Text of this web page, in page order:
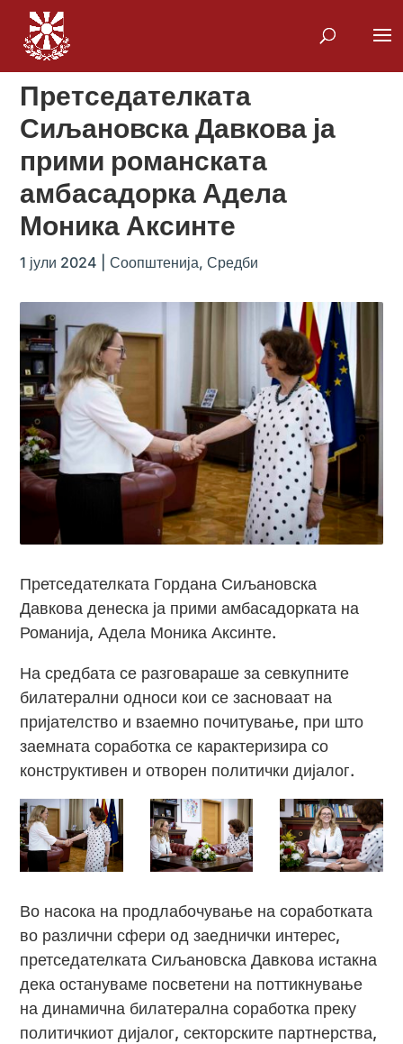
Претседателката
Сиљановска Давкова ја
прими романската
амбасадорка Адела
Моника Аксинте
1 јули 2024 |Соопштенија,Средби
Претседателката Гордана Сиљановска
Давкова денеска ја прими амбасадорката на
Романија, Адела Моника Аксинте.
На средбата се разговараше за севкупните
билатерални односи кои се засноваат на
пријателство и взаемно почитување, при што
заемната соработка се карактеризира со
конструктивен и отворен политички дијалог.
Во насока на продлабочување на соработката
во различни сфери од заеднички интерес,
претседателката Сиљановска Давкова истакна
дека остануваме посветени на поттикнување
на динамична билатерална соработка преку
политичкиот дијалог, секторските партнерства,